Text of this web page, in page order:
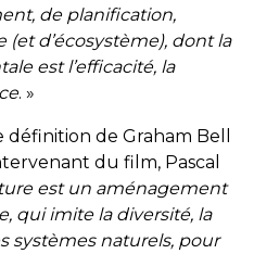
de planification,
(et d’écosystème), dont la
est l’efficacité, la
. »
de Graham Bell
du film, Pascal
est un aménagement
qui imite la diversité, la
systèmes naturels, pour